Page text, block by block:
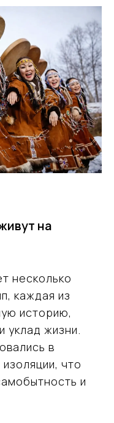
на
несколько
каждая из
историю,
уклад жизни.
в
что
и